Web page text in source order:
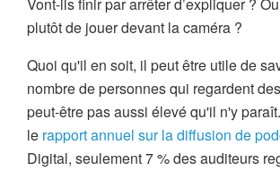
Vont-ils finir par arrêter d’expliquer ?
plutôt de jouer devant la caméra ?
Quoi qu'il en soit, il peut être utile de
nombre de personnes qui regardent
peut-être pas aussi élevé qu'il n'y
le rapport annuel sur la diffusion de
Digital, seulement 7 % des auditeurs